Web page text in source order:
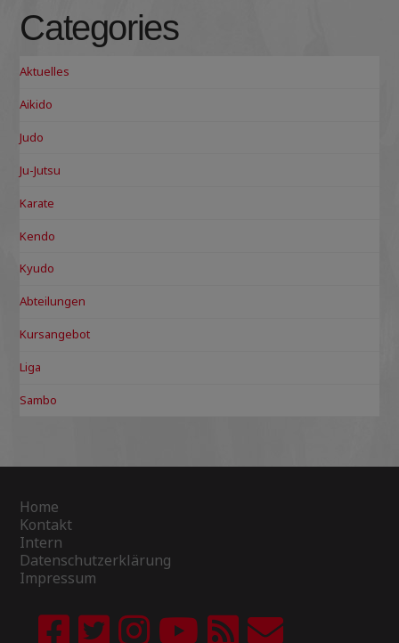
Categories
Aktuelles
Aikido
Judo
Ju-Jutsu
Karate
Kendo
Kyudo
Abteilungen
Kursangebot
Liga
Sambo
Home
Kontakt
Intern
Datenschutzerklärung
Impressum